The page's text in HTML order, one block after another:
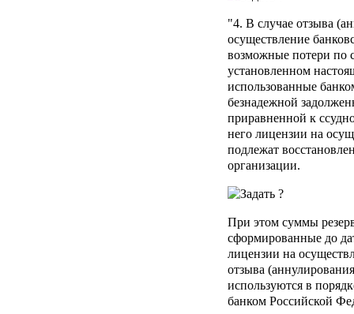
"4. В случае отзыва
осуществление
возможные потери по
установленном
использованные
безнадежной
приравненной к
него лицензии на
подлежат
организации.
При этом суммы
сформированные до
лицензии на
отзыва
используются в
банком Российской